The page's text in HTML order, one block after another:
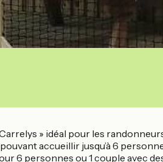
» idéal pour les
accueillir jusqu’à 6
6 personnes ou 1 couple avec